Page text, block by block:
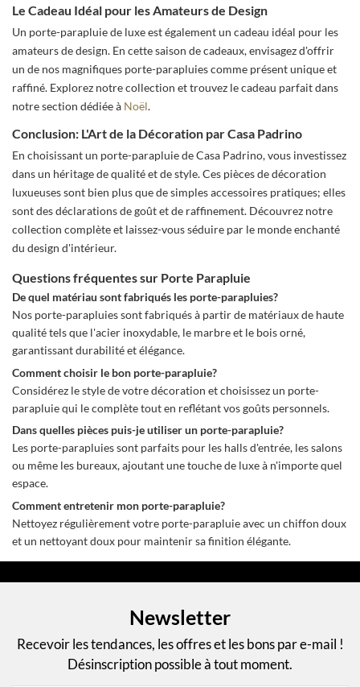
Le Cadeau Idéal pour les Amateurs de Design
Un porte-parapluie de luxe est également un cadeau idéal pour les
amateurs de design. En cette saison de cadeaux, envisagez d'offrir
un de nos magnifiques porte-parapluies comme présent unique et
raffiné. Explorez notre collection et trouvez le cadeau parfait dans
notre section dédiée à Noël.
Conclusion: L'Art de la Décoration par Casa Padrino
En choisissant un porte-parapluie de Casa Padrino, vous investissez
dans un héritage de qualité et de style. Ces pièces de décoration
luxueuses sont bien plus que de simples accessoires pratiques; elles
sont des déclarations de goût et de raffinement. Découvrez notre
collection complète et laissez-vous séduire par le monde enchanté
du design d'intérieur.
Questions fréquentes sur Porte Parapluie
De quel matériau sont fabriqués les porte-parapluies?
Nos porte-parapluies sont fabriqués à partir de matériaux de haute
qualité tels que l'acier inoxydable, le marbre et le bois orné,
garantissant durabilité et élégance.
Comment choisir le bon porte-parapluie?
Considérez le style de votre décoration et choisissez un porte-
parapluie qui le complète tout en reflétant vos goûts personnels.
Dans quelles pièces puis-je utiliser un porte-parapluie?
Les porte-parapluies sont parfaits pour les halls d'entrée, les salons
ou même les bureaux, ajoutant une touche de luxe à n'importe quel
espace.
Comment entretenir mon porte-parapluie?
Nettoyez régulièrement votre porte-parapluie avec un chiffon doux
et un nettoyant doux pour maintenir sa finition élégante.
Newsletter
Recevoir les tendances, les offres et les bons par e-mail !
Désinscription possible à tout moment.